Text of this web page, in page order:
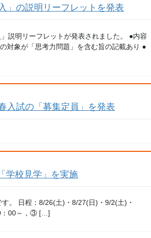
」の説明リーフレットを発表
説明リーフレットが発表されました。 ●内容
対象が「思考力問題」を含む旨の記載あり ●
入試の「募集定員」を発表
学校見学」を実施
。 日程：8/26(土)・8/27(日)・9/2(土)・
：00～，③ […]